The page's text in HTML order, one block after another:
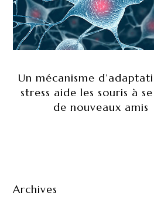
Un mécanisme
stress aide les souris à
de nouveaux amis
Archives